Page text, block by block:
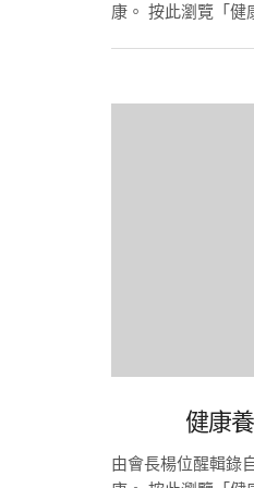
康。 按此瀏覽「健
健康
由會長楊位醒輯錄